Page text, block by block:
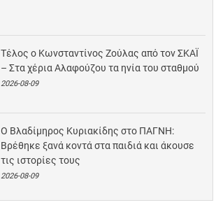
Τέλος ο Κωνσταντίνος Ζούλας από τον ΣΚΑΪ
– Στα χέρια Αλαφούζου τα ηνία του σταθμού
2026-08-09
Ο Βλαδίμηρος Κυριακίδης στο ΠΑΓΝΗ:
Βρέθηκε ξανά κοντά στα παιδιά και άκουσε
τις ιστορίες τους
2026-08-09